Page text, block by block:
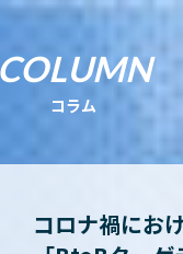
コラム
コロナ禍にお